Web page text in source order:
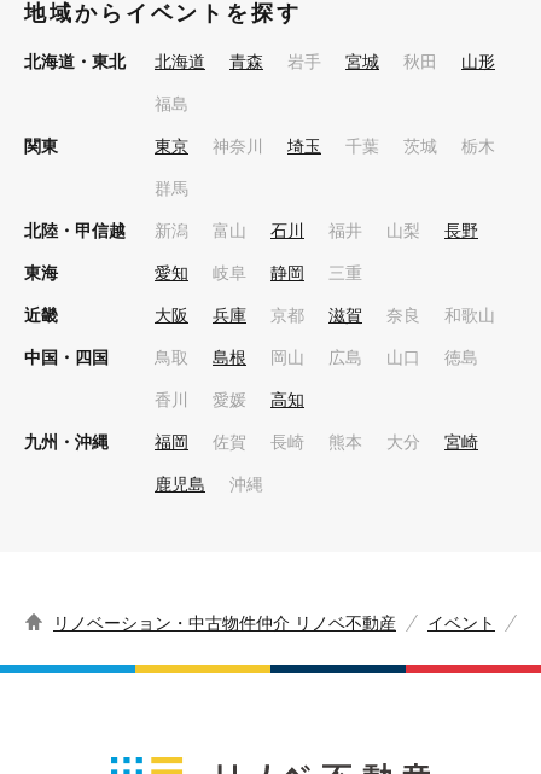
地域からイベントを探す
北海道・東北 北海道 青森 岩手 宮城 秋田 山形
福島
関東 東京 神奈川 埼玉 千葉 茨城 栃木
群馬
北陸・甲信越 新潟 富山 石川 福井 山梨 長野
東海 愛知 岐阜 静岡 三重
近畿 大阪 兵庫 京都 滋賀 奈良 和歌山
中国・四国 鳥取 島根 岡山 広島 山口 徳島
香川 愛媛 高知
九州・沖縄 福岡 佐賀 長崎 熊本 大分 宮崎
鹿児島 沖縄
リノベーション・中古物件仲介 リノベ不動産 イベント